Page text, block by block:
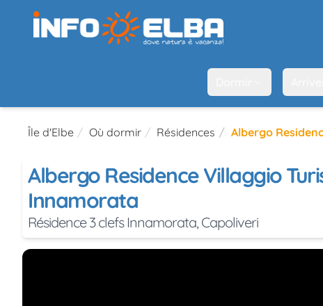
Île d'Elbe Où dormir Résidences Albergo
Albergo Residence Villaggio
Innamorata
Résidence 3 clefs Innamorata, Capoliveri